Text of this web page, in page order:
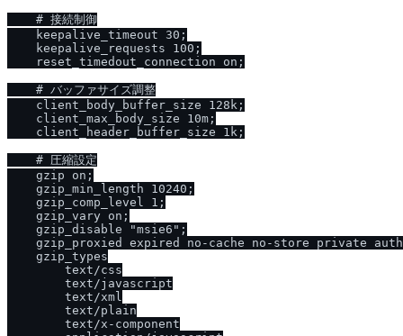
    # 接続制御
    keepalive_timeout 30;
    keepalive_requests 100;
    reset_timedout_connection on;
    # バッファサイズ調整
    client_body_buffer_size 128k;
    client_max_body_size 10m;
    client_header_buffer_size 1k;
    # 圧縮設定
    gzip on;
    gzip_min_length 10240;
    gzip_comp_level 1;
    gzip_vary on;
    gzip_disable "msie6";
gzip_proxied expired no-cache no-store private
    gzip_types
        text/css
        text/javascript
        text/xml
        text/plain
        text/x-component